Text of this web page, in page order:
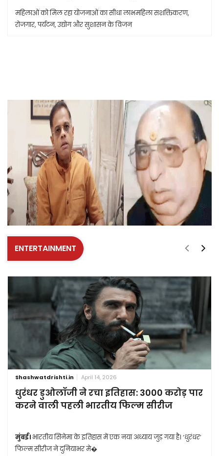
महिलाओं को मिल रहा योजनाओं का सीधा लाभमहिला सशक्तिकरण,
रोजगार, पर्यटन, उद्योग और सुशासन के विजन
ENTERTAINMENT
Shashwatdrishti.in April 14, 2026
धुरंधर डुओलॉजी ने रचा इतिहास: 3000 करोड़ पार
करने वाली पहली भारतीय फिल्म सीरीज
मुंबई। भारतीय सिनेमा के इतिहास में एक नया अध्याय जुड़ गया है। ‘धुरंधर’
फिल्म सीरीज ने दुनियाभर मे�